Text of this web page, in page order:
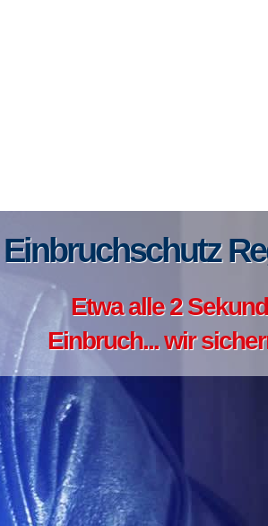
Einbruchschutz
Etwa alle 2
Einbruch... wir